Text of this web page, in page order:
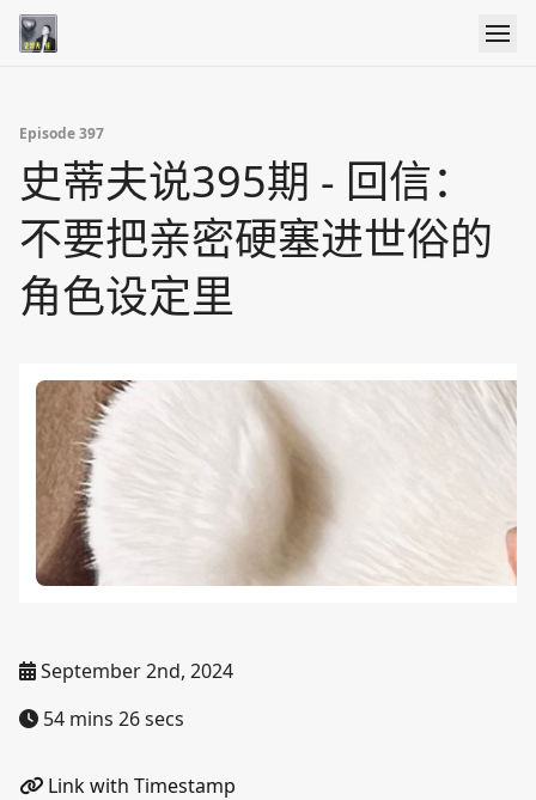
Episode 397
史蒂夫说395期 - 回信：
不要把亲密硬塞进世俗的
角色设定里
September 2nd, 2024
54 mins 26 secs
Link with Timestamp